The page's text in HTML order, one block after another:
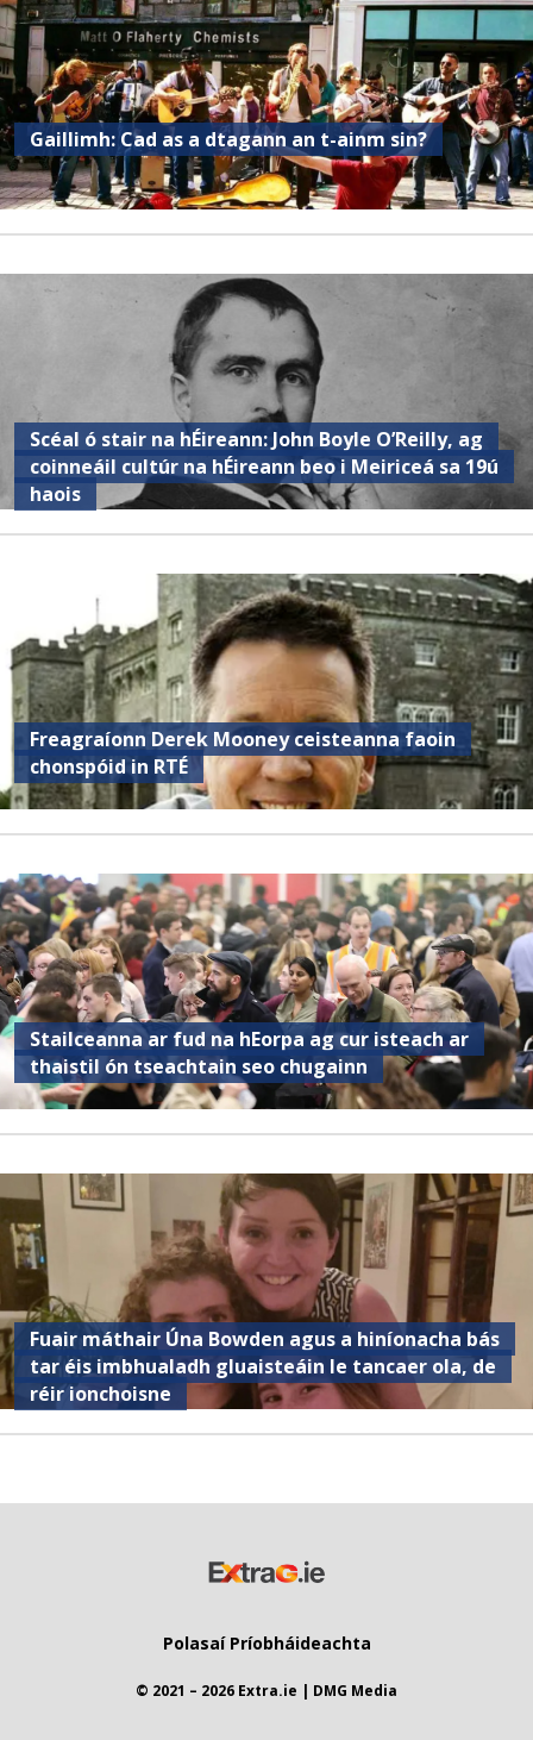
Gaillimh: Cad as a dtagann an t-ainm sin?
Scéal ó stair na hÉireann: John Boyle O’Reilly, ag
coinneáil cultúr na hÉireann beo i Meiriceá sa 19ú
haois
Freagraíonn Derek Mooney ceisteanna faoin
chonspóid in RTÉ
Stailceanna ar fud na hEorpa ag cur isteach ar
thaistil ón tseachtain seo chugainn
Fuair ​​máthair Úna Bowden agus a hiníonacha bás
tar éis imbhualadh gluaisteáin le tancaer ola, de
réir ionchoisne
Polasaí Príobháideachta
© 2021 – 2026 Extra.ie | DMG Media